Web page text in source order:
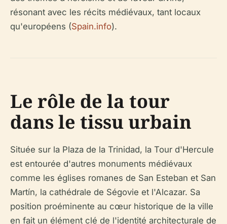
résonant avec les récits médiévaux, tant locaux
qu'européens (Spain.info).
Le rôle de la tour
dans le tissu urbain
Située sur la Plaza de la Trinidad, la Tour d'Hercule
est entourée d'autres monuments médiévaux
comme les églises romanes de San Esteban et San
Martín, la cathédrale de Ségovie et l'Alcazar. Sa
position proéminente au cœur historique de la ville
en fait un élément clé de l'identité architecturale de